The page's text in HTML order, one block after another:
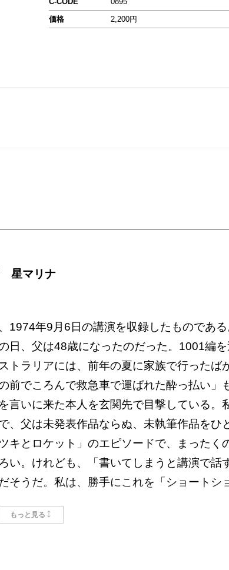
価格
2,200円
星マリナ
1974年9月6日の講演を収録したものであ
日、父は48歳になったのだった。1001編
トラリアには、前年の夏に家族で行ったば
前でころんで救急車で運ばれた酔っ払い」
言いに来た本人を玄関先で目撃している。
、父は未発表作品ならぬ、未執筆作品をひ
キとロケット」のエピソードで、まったく
い。けれども、「書いてしまうと講演で話
そうだ。私は、勝手にこれを「ショートシ
階も正しく証明しなければならないサイエ
もっと見る